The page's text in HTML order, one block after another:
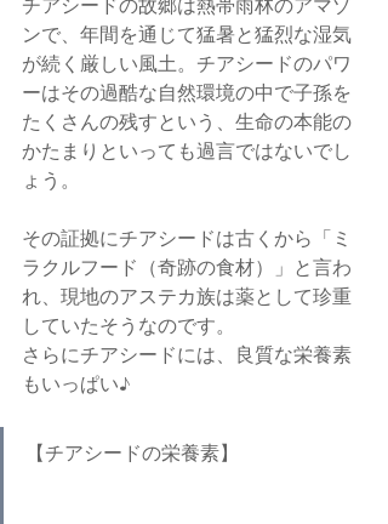
ンで、年間を通じて猛暑と猛烈な湿気
が続く厳しい風土。チアシードのパワ
ーはその過酷な自然環境の中で子孫を
たくさんの残すという、生命の本能の
かたまりといっても過言ではないでし
ょう。
その証拠にチアシードは古くから「ミ
ラクルフード（奇跡の食材）」と言わ
れ、現地のアステカ族は薬として珍重
していたそうなのです。
さらにチアシードには、良質な栄養素
もいっぱい♪
【チアシードの栄養素】